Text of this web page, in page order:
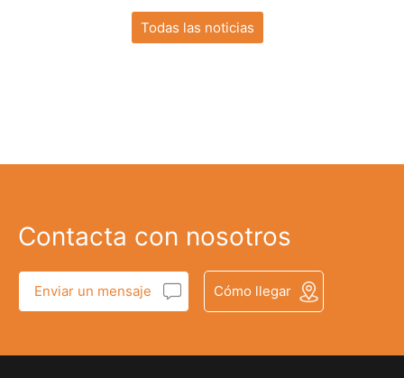
Todas las noticias
Contacta con nosotros
Enviar un mensaje Cómo llegar